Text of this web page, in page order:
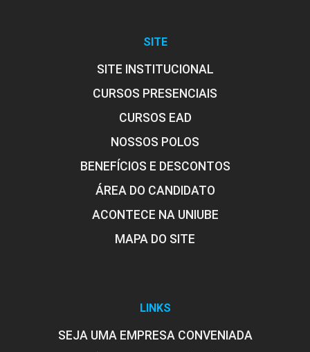
75
COMPUTADOR
FENÔMENOS DE TRANSPORTE
SITE
SITE INSTITUCIONAL
CURSOS PRESENCIAIS
CURSOS EAD
NOSSOS POLOS
BENEFÍCIOS E DESCONTOS
ÁREA DO CANDIDATO
ACONTECE NA UNIUBE
MAPA DO SITE
LINKS
SEJA UMA EMPRESA CONVENIADA